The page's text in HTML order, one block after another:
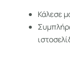
Κάλεσε